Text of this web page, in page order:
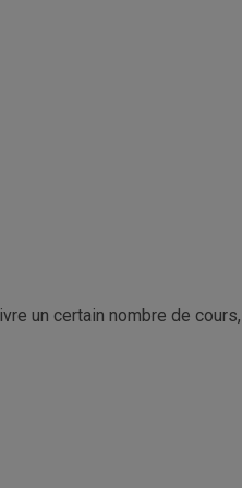
un certain nombre de